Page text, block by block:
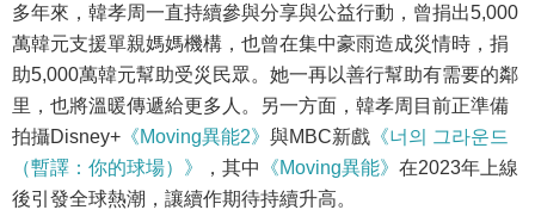
多年來，韓孝周一直持續參與分享與公益行動，曾捐出5,000
萬韓元支援單親媽媽機構，也曾在集中豪雨造成災情時，捐
助5,000萬韓元幫助受災民眾。她一再以善行幫助有需要的鄰
里，也將溫暖傳遞給更多人。另一方面，韓孝周目前正準備
拍攝Disney+ 《Moving異能2》 與MBC新戲 《너의 그라운드
（暫譯：你的球場）》
，其中 《Moving異能》 在2023年上線
後引發全球熱潮，讓續作期待持續升高。